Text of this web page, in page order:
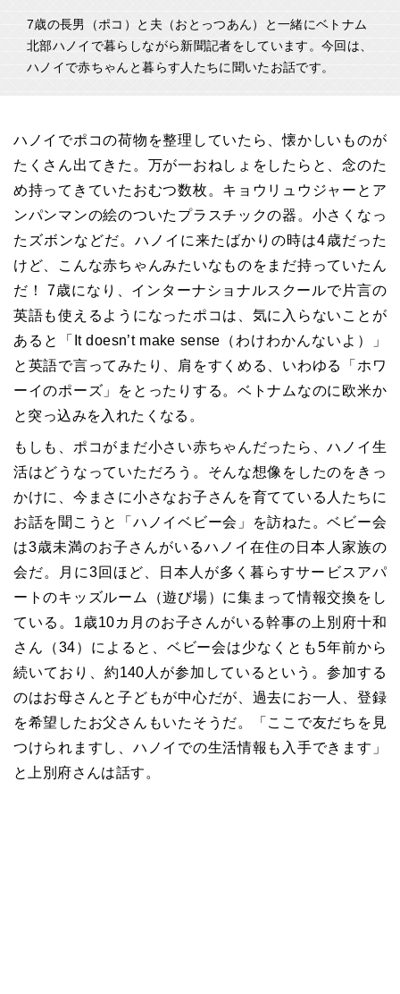
7歳の長男（ポコ）と夫（おとっつあん）と一緒にベトナム
北部ハノイで暮らしながら新聞記者をしています。今回は、
ハノイで赤ちゃんと暮らす人たちに聞いたお話です。
ハノイでポコの荷物を整理していたら、懐かしいものが
たくさん出てきた。万が一おねしょをしたらと、念のた
め持ってきていたおむつ数枚。キョウリュウジャーとア
ンパンマンの絵のついたプラスチックの器。小さくなっ
たズボンなどだ。ハノイに来たばかりの時は4歳だった
けど、こんな赤ちゃんみたいなものをまだ持っていたん
だ！ 7歳になり、インターナショナルスクールで片言の
英語も使えるようになったポコは、気に入らないことが
あると「It doesn’t make sense（わけわかんないよ）」
と英語で言ってみたり、肩をすくめる、いわゆる「ホワ
ーイのポーズ」をとったりする。ベトナムなのに欧米か
と突っ込みを入れたくなる。
もしも、ポコがまだ小さい赤ちゃんだったら、ハノイ生
活はどうなっていただろう。そんな想像をしたのをきっ
かけに、今まさに小さなお子さんを育てている人たちに
お話を聞こうと「ハノイベビー会」を訪ねた。ベビー会
は3歳未満のお子さんがいるハノイ在住の日本人家族の
会だ。月に3回ほど、日本人が多く暮らすサービスアパ
ートのキッズルーム（遊び場）に集まって情報交換をし
ている。1歳10カ月のお子さんがいる幹事の上別府十和
さん（34）によると、ベビー会は少なくとも5年前から
続いており、約140人が参加しているという。参加する
のはお母さんと子どもが中心だが、過去にお一人、登録
を希望したお父さんもいたそうだ。「ここで友だちを見
つけられますし、ハノイでの生活情報も入手できます」
と上別府さんは話す。